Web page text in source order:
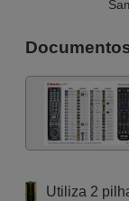
Utiliza 2